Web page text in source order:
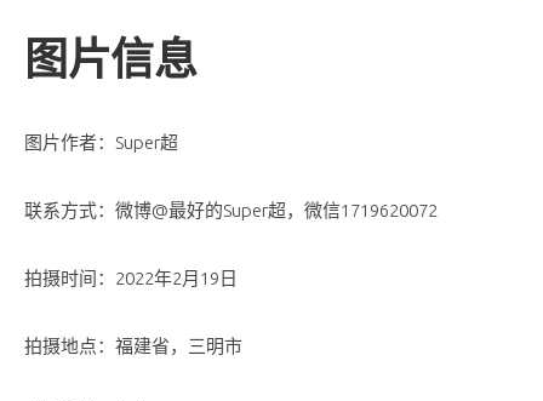
图片信息
图片作者：Super超
联系方式：微博@最好的Super超，微信1719620072
拍摄时间：2022年2月19日
拍摄地点：福建省，三明市